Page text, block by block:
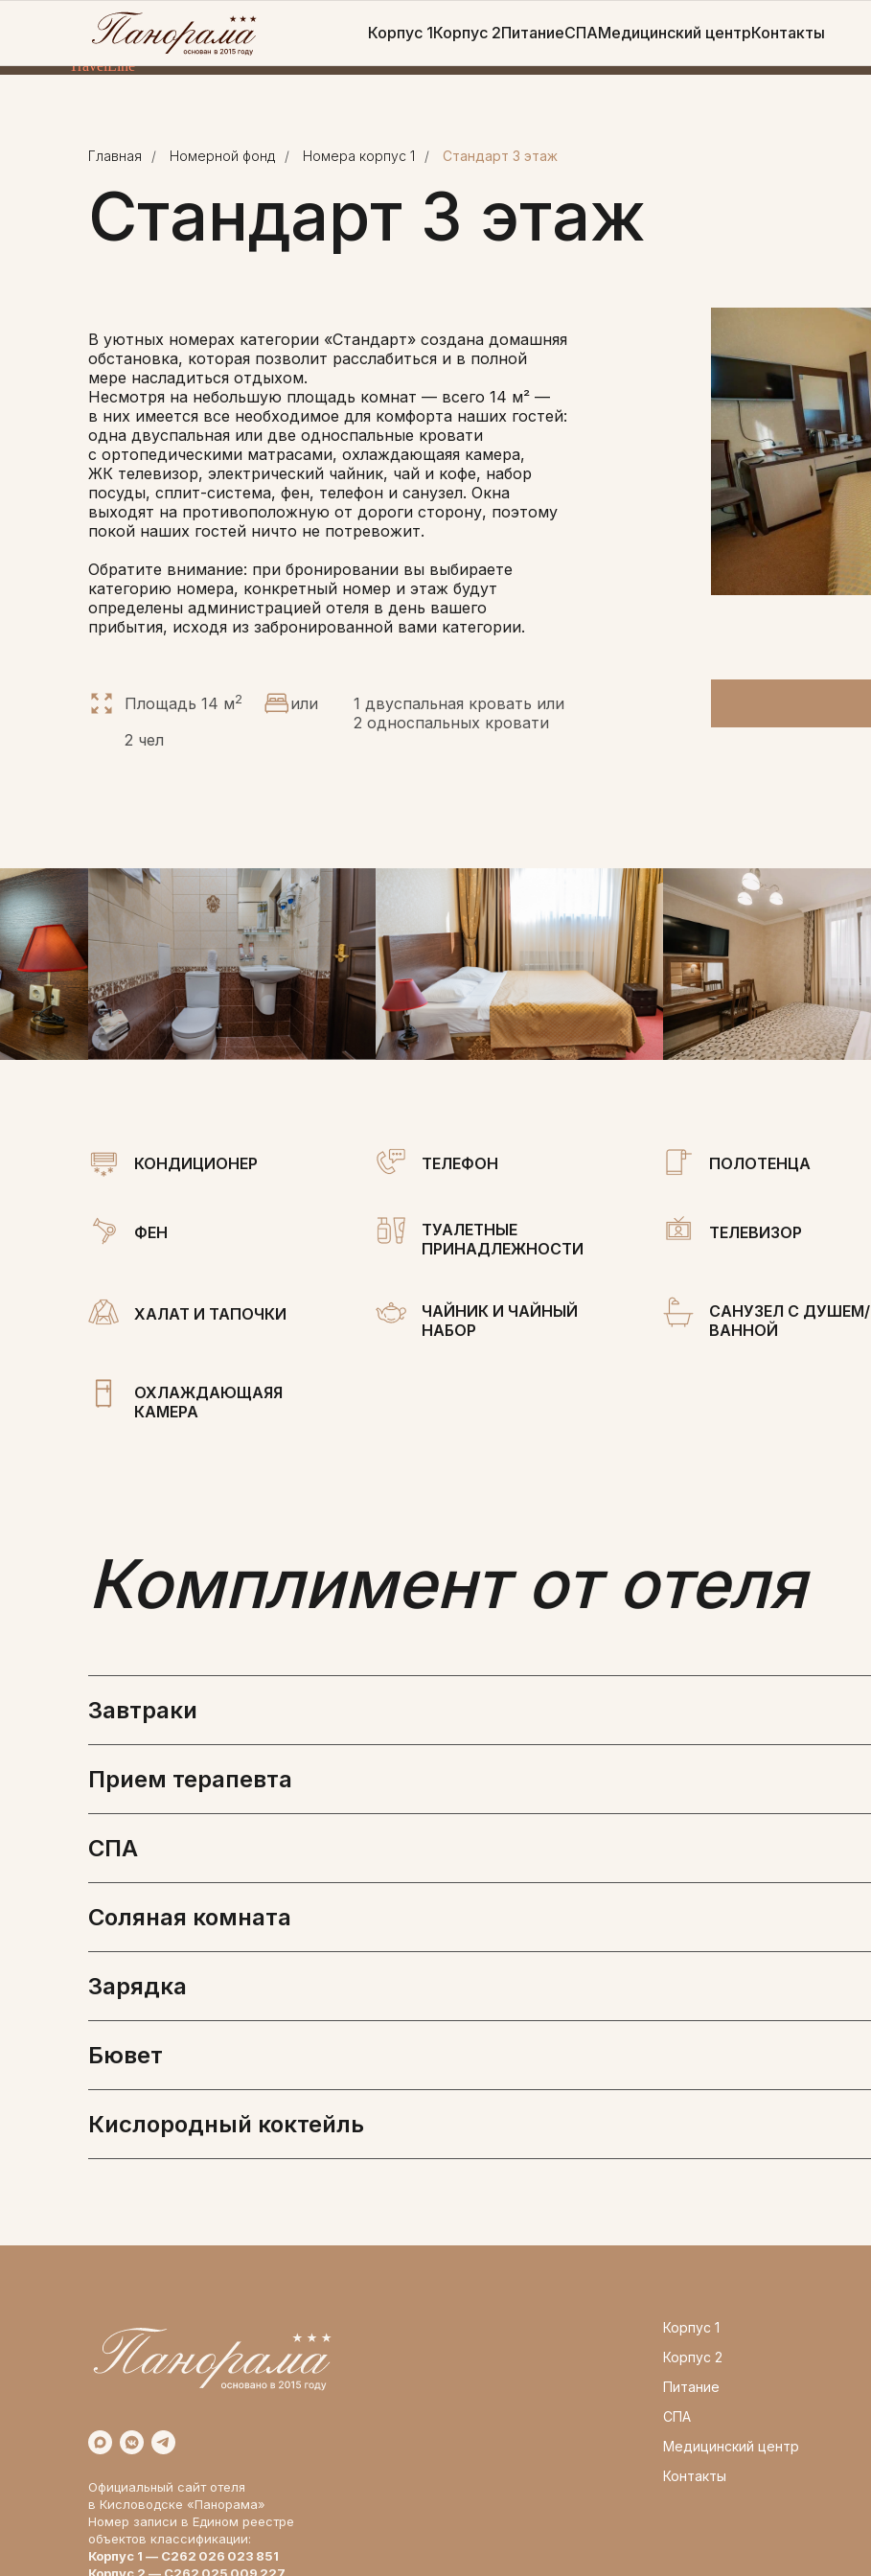
Корпус 1Корпус 2ПитаниеСПАМедицинский центрКонтакты
TravelLine
Главная / Номерной фонд / Номера корпус 1 / Стандарт 3 этаж
Стандарт 3 этаж
В уютных номерах категории «Стандарт» создана домашняя
обстановка, которая позволит расслабиться и в полной
мере насладиться отдыхом.
Несмотря на небольшую площадь комнат — всего 14 м² —
в них имеется все необходимое для комфорта наших гостей:
одна двуспальная или две односпальные кровати
с ортопедическими матрасами, охлаждающаяя камера,
ЖК телевизор, электрический чайник, чай и кофе, набор
посуды, сплит-система, фен, телефон и санузел. Окна
выходят на противоположную от дороги сторону, поэтому
покой наших гостей ничто не потревожит.
Обратите внимание: при бронировании вы выбираете
категорию номера, конкретный номер и этаж будут
определены администрацией отеля в день вашего
прибытия, исходя из забронированной вами категории.
Площадь 14 м2
1 двуспальная кровать или
2 односпальных кровати
или
2 чел
КОНДИЦИОНЕР ТЕЛЕФОН ПОЛОТЕНЦА
ФЕН
ТУАЛЕТНЫЕ
ПРИНАДЛЕЖНОСТИ
ТЕЛЕВИЗОР
ХАЛАТ И ТАПОЧКИ
ЧАЙНИК И ЧАЙНЫЙ
НАБОР
САНУЗЕЛ С ДУШЕМ/
ВАННОЙ
ОХЛАЖДАЮЩАЯЯ
КАМЕРА
Комплимент от отеля
Завтраки
Прием терапевта
СПА
Соляная комната
Зарядка
Бювет
Кислородный коктейль
Официальный сайт отеля
в Кисловодске «Панорама»
Номер записи в Едином реестре
объектов классификации:
Корпус 1 — С262 026 023 851
Корпус 1
Корпус 2
Питание
СПА
Медицинский центр
Контакты